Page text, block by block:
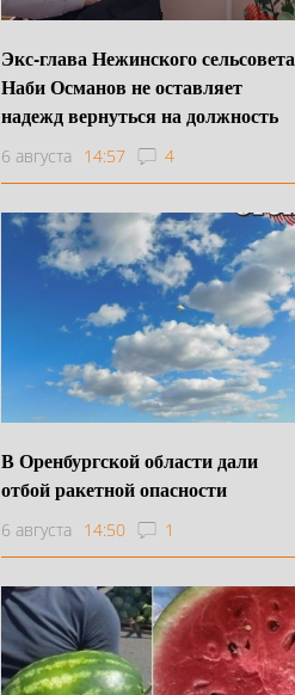
Экс-глава Нежинского сельсовета
Наби Османов не оставляет
надежд вернуться на должность
6 августа 14:57 4
В Оренбургской области дали
отбой ракетной опасности
6 августа 14:50 1